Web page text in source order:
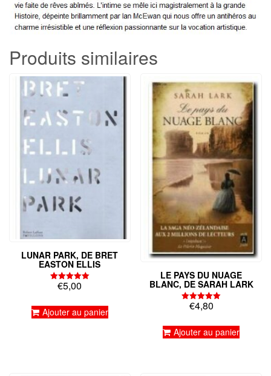
Produits similaires
LUNAR PARK, DE BRET
EASTON ELLIS
Note
€5,00
Ajouter au panier
LE PAYS DU NUAGE
BLANC, DE SARAH LARK
Note
€4,80
Ajouter au panier